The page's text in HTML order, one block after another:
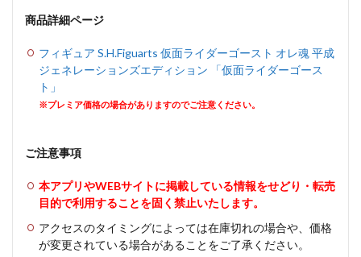
商品詳細ページ
フィギュア S.H.Figuarts 仮面ライダーゴースト オレ魂 平成
ジェネレーションズエディション 「仮面ライダーゴース
ト」
※プレミア価格の場合がありますのでご注意ください。
ご注意事項
本アプリやWEBサイトに掲載している情報をせどり・転売
目的で利用することを固く禁止いたします。
アクセスのタイミングによっては在庫切れの場合や、価格
が変更されている場合があることをご了承ください。